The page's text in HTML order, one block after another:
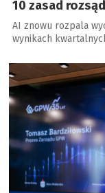
10 zasad
AI znowu rozpala
wynikach
a